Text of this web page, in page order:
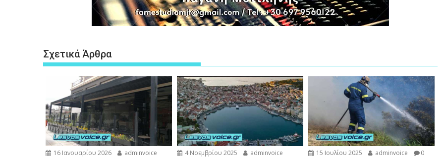
Σχετικά Άρθρα
16 Ιανουαρίου 2026
adminvoice
4 Νοεμβρίου 2025
adminvoice
15 Ιουλίου 2025 adminvoice 0